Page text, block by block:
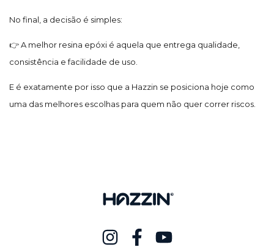
No final, a decisão é simples:
👉 A melhor resina epóxi é aquela que entrega qualidade,
consistência e facilidade de uso.
E é exatamente por isso que a Hazzin se posiciona hoje como
uma das melhores escolhas para quem não quer correr riscos.